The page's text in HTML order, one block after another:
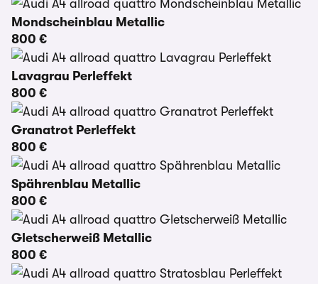
Mondscheinblau Metallic
800 €
Lavagrau Perleffekt
800 €
Granatrot Perleffekt
800 €
Spährenblau Metallic
800 €
Gletscherweiß Metallic
800 €